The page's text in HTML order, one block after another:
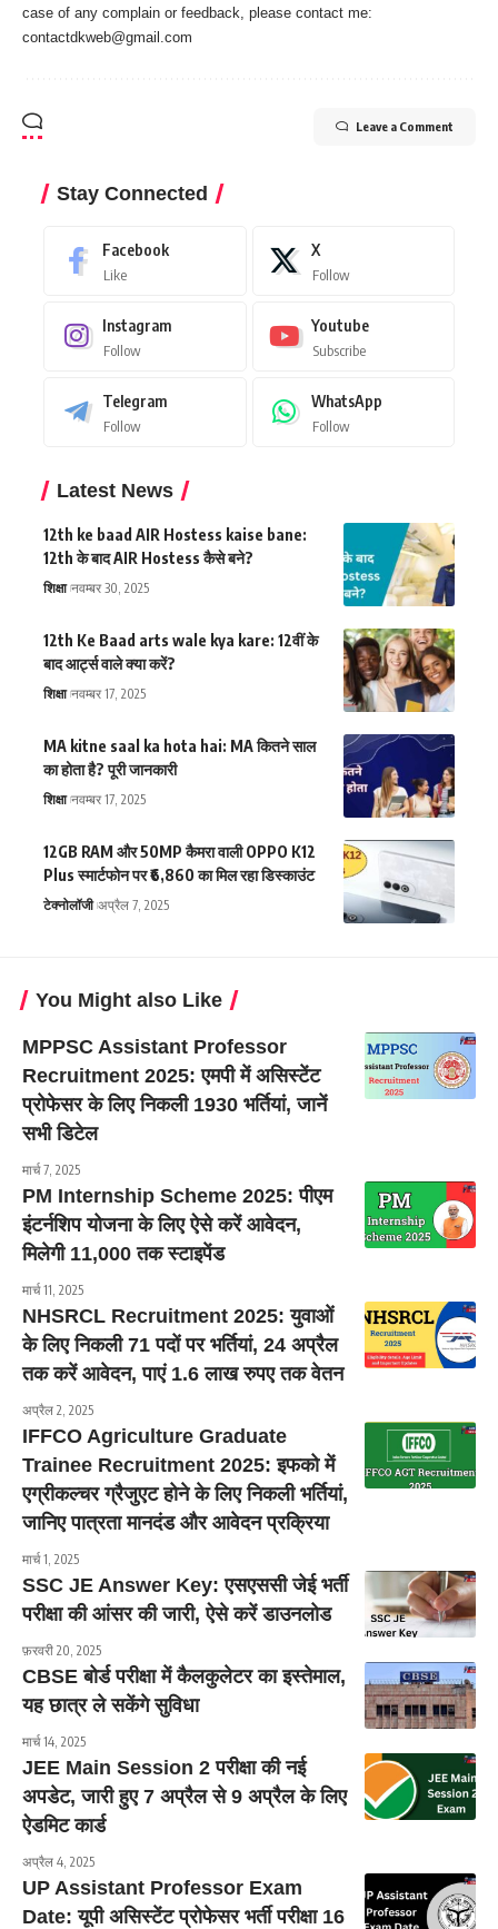
case of any complain or feedback, please contact me:
contactdkweb@gmail.com
Leave a Comment
Stay Connected
Facebook
Like
X
Follow
Instagram
Follow
Youtube
Subscribe
Telegram
Follow
WhatsApp
Follow
Latest News
12th ke baad AIR Hostess kaise bane:
12th के बाद AIR Hostess कैसे बने?
शिक्षा नवम्बर 30, 2025
12th Ke Baad arts wale kya kare: 12वीं के
बाद आर्ट्स वाले क्या करें?
शिक्षा नवम्बर 17, 2025
MA kitne saal ka hota hai: MA कितने साल
का होता है? पूरी जानकारी
शिक्षा नवम्बर 17, 2025
12GB RAM और 50MP कैमरा वाली OPPO K12
Plus स्मार्टफोन पर ₹6,860 का मिल रहा डिस्काउंट
टेक्नोलॉजी अप्रैल 7, 2025
You Might also Like
MPPSC Assistant Professor
Recruitment 2025: एमपी में असिस्टेंट
प्रोफेसर के लिए निकली 1930 भर्तियां, जानें
सभी डिटेल
मार्च 7, 2025
PM Internship Scheme 2025: पीएम
इंटर्नशिप योजना के लिए ऐसे करें आवेदन,
मिलेगी 11,000 तक स्टाइपेंड
मार्च 11, 2025
NHSRCL Recruitment 2025: युवाओं
के लिए निकली 71 पदों पर भर्तियां, 24 अप्रैल
तक करें आवेदन, पाएं 1.6 लाख रुपए तक वेतन
अप्रैल 2, 2025
IFFCO Agriculture Graduate
Trainee Recruitment 2025: इफको में
एग्रीकल्चर ग्रैजुएट होने के लिए निकली भर्तियां,
जानिए पात्रता मानदंड और आवेदन प्रक्रिया
मार्च 1, 2025
SSC JE Answer Key: एसएससी जेई भर्ती
परीक्षा की आंसर की जारी, ऐसे करें डाउनलोड
फ़रवरी 20, 2025
CBSE बोर्ड परीक्षा में कैलकुलेटर का इस्तेमाल,
यह छात्र ले सकेंगे सुविधा
मार्च 14, 2025
JEE Main Session 2 परीक्षा की नई
अपडेट, जारी हुए 7 अप्रैल से 9 अप्रैल के लिए
ऐडमिट कार्ड
अप्रैल 4, 2025
UP Assistant Professor Exam
Date: यूपी असिस्टेंट प्रोफेसर भर्ती परीक्षा 16